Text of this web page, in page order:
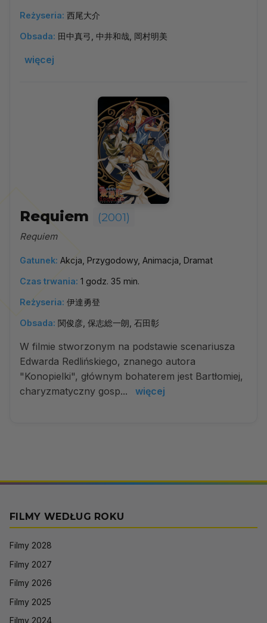
Reżyseria: 西尾大介
Obsada: 田中真弓, 中井和哉, 岡村明美
więcej
Requiem (2001)
Requiem
Gatunek: Akcja, Przygodowy, Animacja, Dramat
Czas trwania: 1 godz. 35 min.
Reżyseria: 伊達勇登
Obsada: 関俊彦, 保志総一朗, 石田彰
W filmie stworzonym na podstawie scenariusza
Edwarda Redlińskiego, znanego autora
"Konopielki", głównym bohaterem jest Bartłomiej,
charyzmatyczny gosp...
więcej
FILMY WEDŁUG ROKU
Filmy 2028
Filmy 2027
Filmy 2026
Filmy 2025
Filmy 2024